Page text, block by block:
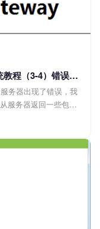
Python Web开发基于flask的博客系统教程（3-4）错误页面
务器出现了错误，我
服务器返回一些包含
诉浏览器或者搜索引
络页才能看到，如果
就需要返回一些错误